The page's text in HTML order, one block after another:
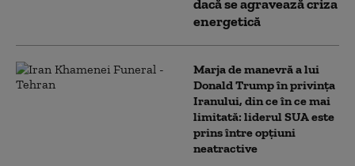
dacă se agravează criza
energetică
Marja de manevră a lui
Donald Trump în privința
Iranului, din ce în ce mai
limitată: liderul SUA este
prins între opțiuni
neatractive